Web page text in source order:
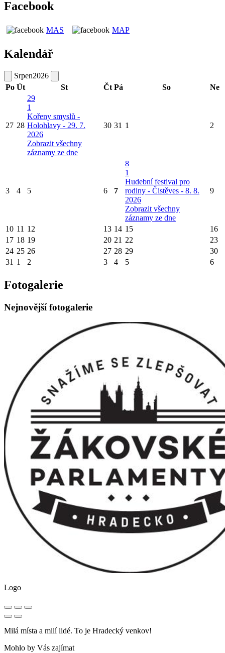
Facebook
MAS MAP
Kalendář
Srpen2026
Po Út St Čt Pá So Ne
27 28
29
1
Kořeny smyslů -
Holohlavy - 29. 7.
2026
Zobrazit všechny
záznamy ze dne
30 31 1 2
3 4 5 6 7
8
1
Hudební festival pro
rodiny - Čistěves - 8. 8.
2026
Zobrazit všechny
záznamy ze dne
9
10 11 12 13 14 15
16
17 18 19 20 21 22
23
24 25 26 27 28 29
30
31 1 2 3 4 5 6
Fotogalerie
Nejnovější fotogalerie
Logo
Milá místa a milí lidé. To je Hradecký venkov!
Mohlo by Vás zajímat